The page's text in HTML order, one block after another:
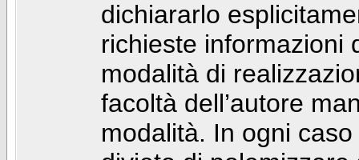
dichiararlo
richieste informazioni
modalità di
facoltà dell’autore
modalità. In ogni